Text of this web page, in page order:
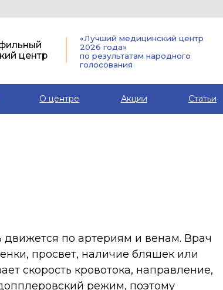
«Лучший медицинский центр
2026 года»
по результатам народного
голосования
О центре Акции Статьи
кровотока, направление,
режим, поэтому
дуплексным сканированием.
и контрастных веществ.